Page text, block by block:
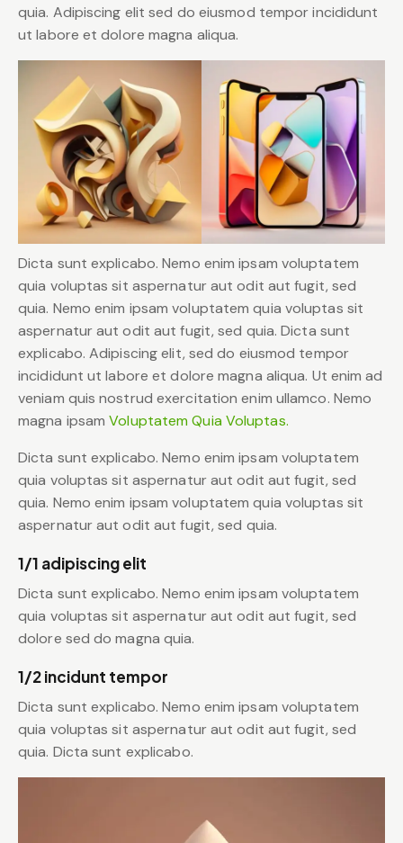
quia. Adipiscing elit sed do eiusmod tempor incididunt
ut labore et dolore magna aliqua.
Dicta sunt explicabo. Nemo enim ipsam voluptatem
quia voluptas sit aspernatur aut odit aut fugit, sed
quia. Nemo enim ipsam voluptatem quia voluptas sit
aspernatur aut odit aut fugit, sed quia. Dicta sunt
explicabo. Adipiscing elit, sed do eiusmod tempor
incididunt ut labore et dolore magna aliqua. Ut enim ad
veniam quis nostrud exercitation enim ullamco. Nemo
magna ipsamVoluptatem Quia Voluptas.
Dicta sunt explicabo. Nemo enim ipsam voluptatem
quia voluptas sit aspernatur aut odit aut fugit, sed
quia. Nemo enim ipsam voluptatem quia voluptas sit
aspernatur aut odit aut fugit, sed quia.
1/1 adipiscing elit
Dicta sunt explicabo. Nemo enim ipsam voluptatem
quia voluptas sit aspernatur aut odit aut fugit, sed
dolore sed do magna quia.
1/2 incidunt tempor
Dicta sunt explicabo. Nemo enim ipsam voluptatem
quia voluptas sit aspernatur aut odit aut fugit, sed
quia. Dicta sunt explicabo.